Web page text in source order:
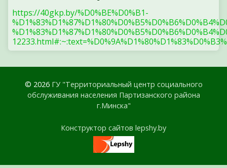
https://40gkp.by/%D0%BE%D0%B1-
© 2026 ГУ "Территориальный центр социального
обслуживания населения Партизанского района
г.Минска"
Конструктор сайтов lepshy.by